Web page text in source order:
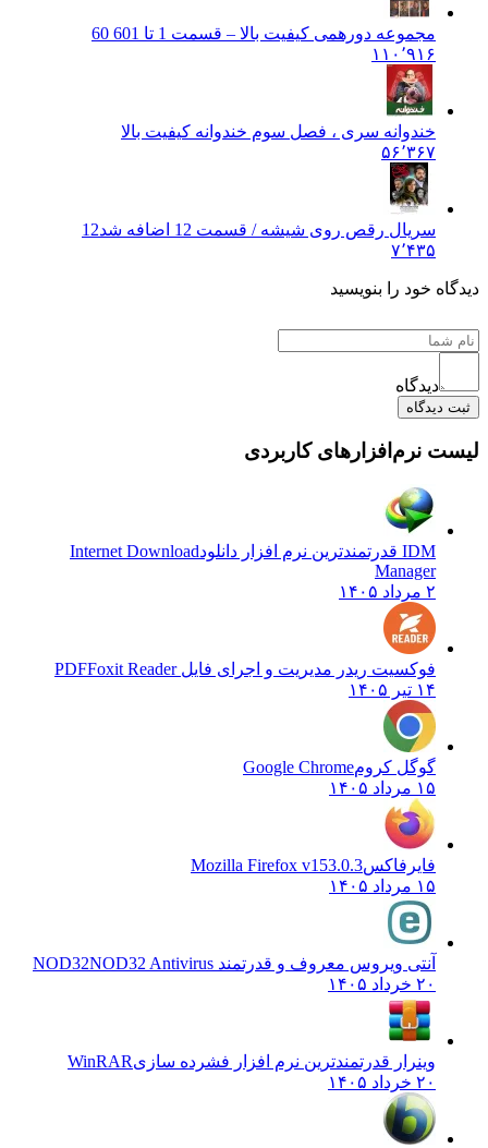
مجموعه دورهمی کیفیت بالا – قسمت 1 تا 60
1 60
۱۱۰٬۹۱۶
خندوانه سری ، فصل سوم خندوانه کیفیت بالا
۵۶٬۳۶۷
سریال رقص روی شیشه / قسمت 12 اضافه شد
12
۷٬۴۳۵
دیدگاه خود را بنویسید
دیدگاه
ثبت دیدگاه
لیست نرم‌افزارهای کاربردی
IDM قدرتمندترین نرم افزار دانلود
Internet Download
Manager
۲ مرداد ۱۴۰۵
فوکسیت ریدر مدیریت و اجرای فایل PDFFoxit Reader
۱۴ تیر ۱۴۰۵
گوگل کرومGoogle Chrome
۱۵ مرداد ۱۴۰۵
فایرفاکسMozilla Firefox v153.0.3
۱۵ مرداد ۱۴۰۵
آنتی ویروس معروف و قدرتمند NOD32 NOD32 Antivirus
۲۰ خرداد ۱۴۰۵
وینرار قدرتمندترین نرم افزار فشرده سازیWinRAR
۲۰ خرداد ۱۴۰۵